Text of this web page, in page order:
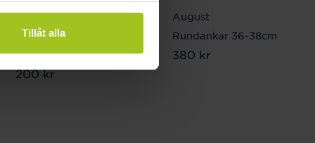
Tillåt alla
Svedbom & Co
Månadshänge
December / Turkos
Pris:200 kr
200 kr
August
Rundankar 36-38cm
Pris:380 kr
380 kr